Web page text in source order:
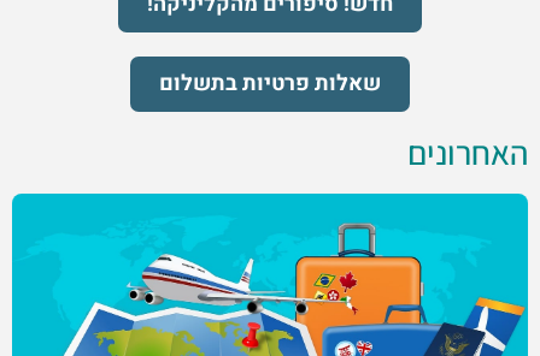
שאלות פרטיות בתשלום
האחרונים